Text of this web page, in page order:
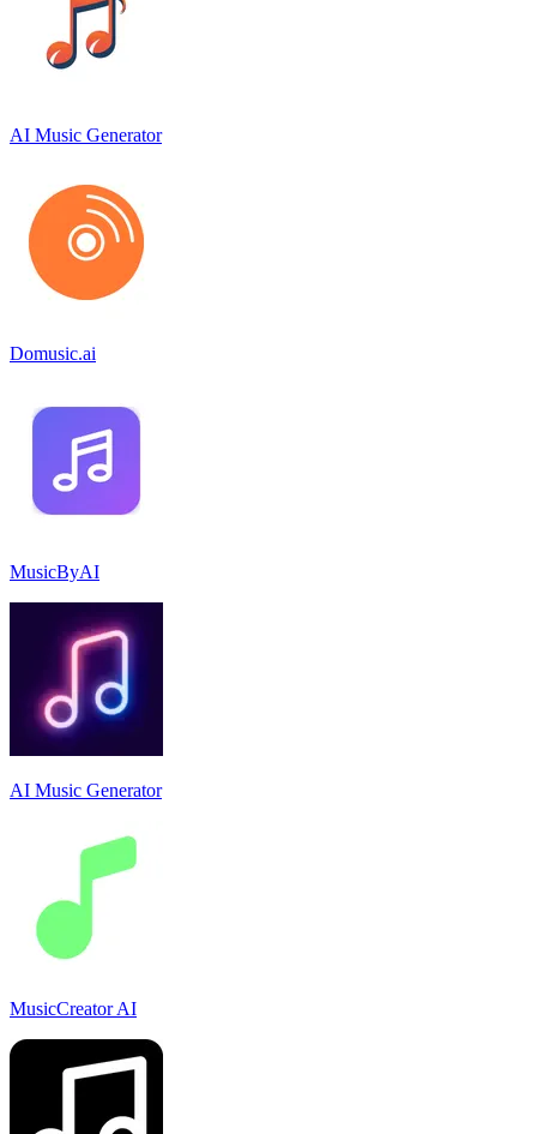
AI Music Generator
Domusic.ai
MusicByAI
AI Music Generator
MusicCreator AI